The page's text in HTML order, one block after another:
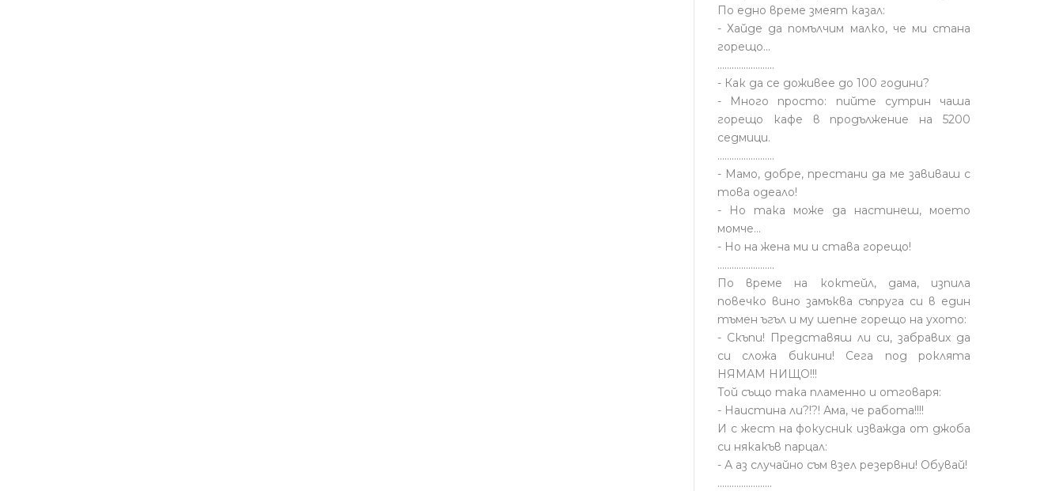
По едно време змеят казал:
- Хайде да помълчим малко, че ми стана
горещо...
........................
- Как да се доживее до 100 години?
- Много просто: пийте сутрин чаша
горещо кафе в продължение на 5200
седмици.
........................
- Мамо, добре, престани да ме завиваш с
това одеало!
- Но така може да настинеш, моето
момче…
- Но на жена ми и става горещо!
........................
По време на коктейл, дама, изпила
повечко вино замъква съпруга си в един
тъмен ъгъл и му шепне горещо на ухото:
- Скъпи! Представяш ли си, забравих да
си сложа бикини! Сега под роклята
НЯМАМ НИЩО!!!
Той също така пламенно и отговаря:
- Наистина ли?!?! Ама, че работа!!!!
И с жест на фокусник изважда от джоба
си някакъв парцал:
- А аз случайно съм взел резервни! Обувай!
.......................